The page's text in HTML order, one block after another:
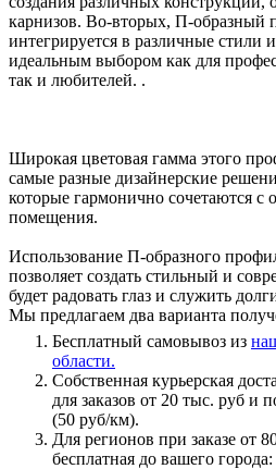
карнизов. Во-вторых, П-образный
интегрируется в различные стили
идеальным выбором как для
так и любителей. .
Широкая цветовая гамма этого
самые разные дизайнерские
которые гармонично сочетаются с
помещения.
Использование П-образного
позволяет создать стильный и
будет радовать глаз и служить
Мы предлагаем два варианта
Бесплатный самовывоз из
области.
Собственная курьерская
для заказов от 20 тыс. руб
(50 руб/км).
Для регионов при заказе от
бесплатная до вашего